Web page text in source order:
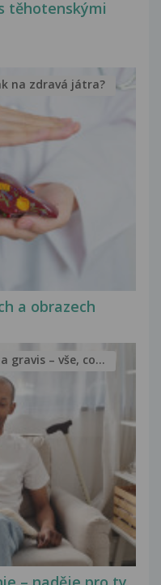
těhotenskými
a obrazech
na zdravá játra?
gravis – vše, co...